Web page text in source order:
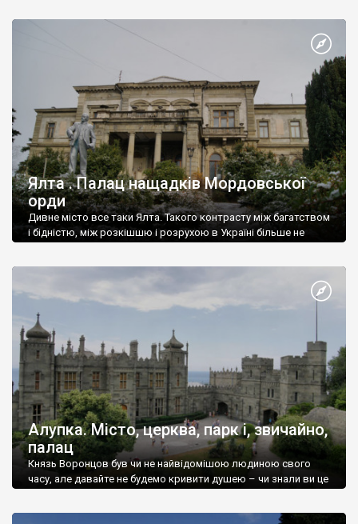
Ялта . Палац нащадків Мордовської
орди
Дивне місто все таки Ялта. Такого контрасту між багатством
і бідністю, між розкішшю і розрухою в Україні більше не
Алупка. Місто, церква, парк і, звичайно,
палац
Князь Воронцов був чи не найвідомішою людиною свого
часу, але давайте не будемо кривити душею – чи знали ви це